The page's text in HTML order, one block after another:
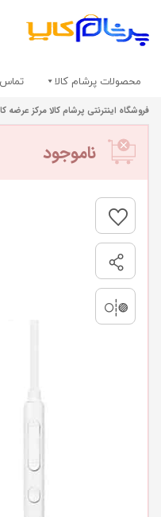
محصولات پرشام کالا تماس
فروشگاه اینترنتی پرشام کالا مرکز عرضه
ناموجود